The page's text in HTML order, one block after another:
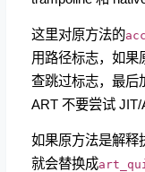
这里对原方法的
用路径标志，如果
查跳过标志，最后
ART 不要尝试 JIT/
如果原方法是解释
就会替换成